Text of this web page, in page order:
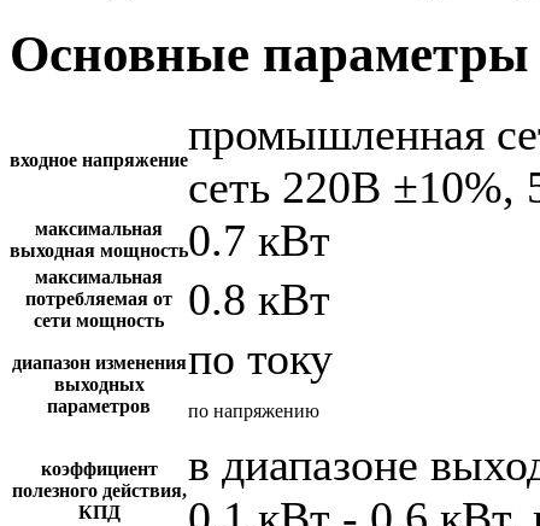
Основные параметры
входное напряжение
промышленная
сеть 220В ±10%,
максимальная
выходная мощность0.7 кВт
максимальная
потребляемая от
сети мощность
0.8 кВт
диапазон изменения
выходных
параметров
по току
по напряжению
коэффициент
полезного действия,
КПД
в диапазоне